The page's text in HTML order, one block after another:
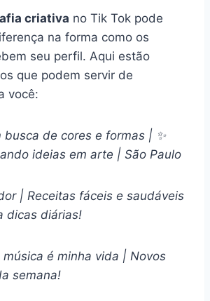
criativa no Tik Tok pode
na forma como os
seu perfil. Aqui estão
que podem servir de
você:
de cores e formas | ✨
ideias em arte | São Paulo
| Receitas fáceis e saudáveis
dicas diárias!
música é minha vida | Novos
semana!